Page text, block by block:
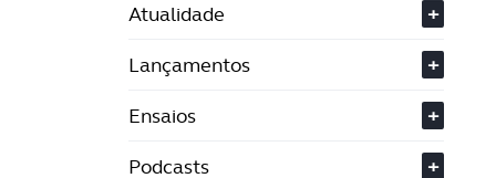
Atualidade
+
Lançamentos
+
Ensaios
+
Podcasts
+